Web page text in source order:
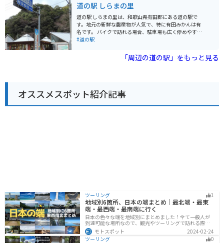
を楽しむことができる、魅力的なスポットです。
猪骨ラーメンは人気メニューです。 また、道の駅 しみず
には、日帰り温泉施設「しみず温泉 きぼうの湯」が併設
されています。高野龍神スカイラインのツーリングで疲
れた体を癒すのに最適です。 周辺には、日本の滝百選に
選ばれた「あらぎ島」や、国の重要文化財に指定されて
道の駅 しらまの里
道の駅 しらまの里は、和歌山県有田郡にある道の駅で
す。地元の新鮮な農産物が人気で、特に有田みかんは有
名です。 バイクで訪れる場合、駐車場も広く停めやすい
ので安心です。周辺には、みかん畑が広がるのどかな風
しては、有田みかんを使ったジュースやジャム、お菓子
などが人気です。また、地元で採れた野菜を使ったレス
#道の駅
「周辺の道の駅」をもっと見る
オススメスポット紹介記事
ツーリング 1
地域別6箇所、日本の端まとめ｜最北端・最東
端・最西端・最南端に行く
日本の色々な端を地域別にまとめました！全て一般人が
到達可能な場所なので、観光やツーリングで訪れる際の
参考にしてください。
モトスポット
2024-02-24
ツーリング
0